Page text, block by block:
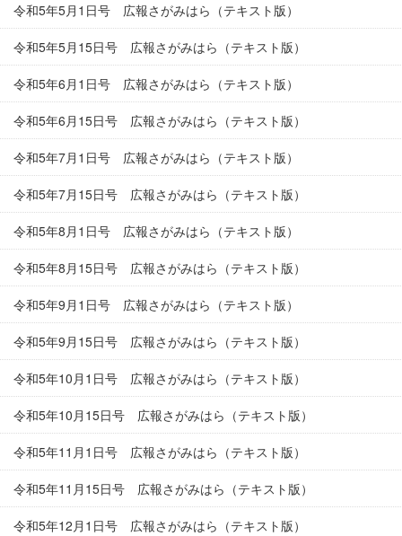
令和5年5月1日号 広報さがみはら（テキスト版）
令和5年5月15日号 広報さがみはら（テキスト版）
令和5年6月1日号 広報さがみはら（テキスト版）
令和5年6月15日号 広報さがみはら（テキスト版）
令和5年7月1日号 広報さがみはら（テキスト版）
令和5年7月15日号 広報さがみはら（テキスト版）
令和5年8月1日号 広報さがみはら（テキスト版）
令和5年8月15日号 広報さがみはら（テキスト版）
令和5年9月1日号 広報さがみはら（テキスト版）
令和5年9月15日号 広報さがみはら（テキスト版）
令和5年10月1日号 広報さがみはら（テキスト版）
令和5年10月15日号 広報さがみはら（テキスト版）
令和5年11月1日号 広報さがみはら（テキスト版）
令和5年11月15日号 広報さがみはら（テキスト版）
令和5年12月1日号 広報さがみはら（テキスト版）